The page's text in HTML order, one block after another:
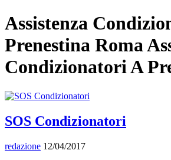
Assistenza
Prenestina Roma
Condizionatori A
SOS Condizionatori
redazione 12/04/2017